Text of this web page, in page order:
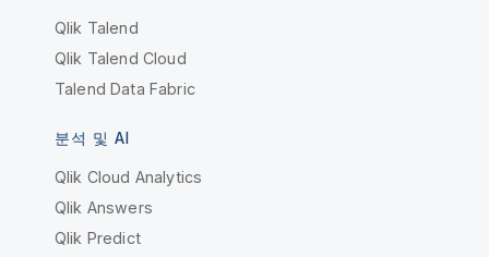
Qlik Talend
Qlik Talend Cloud
Talend Data Fabric
분석 및 AI
Qlik Cloud Analytics
Qlik Answers
Qlik Predict